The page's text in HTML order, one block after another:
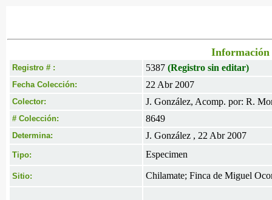
Información
Registro # : 5387 (Registro sin editar)
Fecha Colección: 22 Abr 2007
Colector: J. González, Acomp. por: R.
# Colección: 8649
Determina: J. González , 22 Abr 2007
Tipo: Especimen
Sitio: Chilamate; Finca de Miguel